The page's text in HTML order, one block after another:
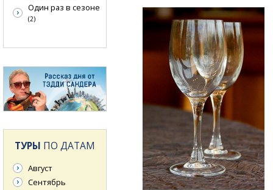
Один раз в сезоне
(2)
ТУРЫ ПО ДАТАМ
Август
Сентябрь